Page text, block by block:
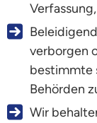
verborgen
bestimmte
Behörden
Wir